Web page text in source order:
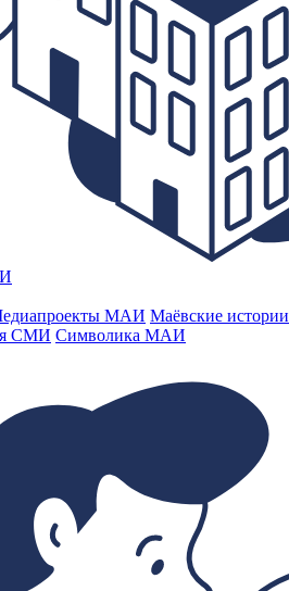
МАИ Маёвские
СМИ Символика МАИ